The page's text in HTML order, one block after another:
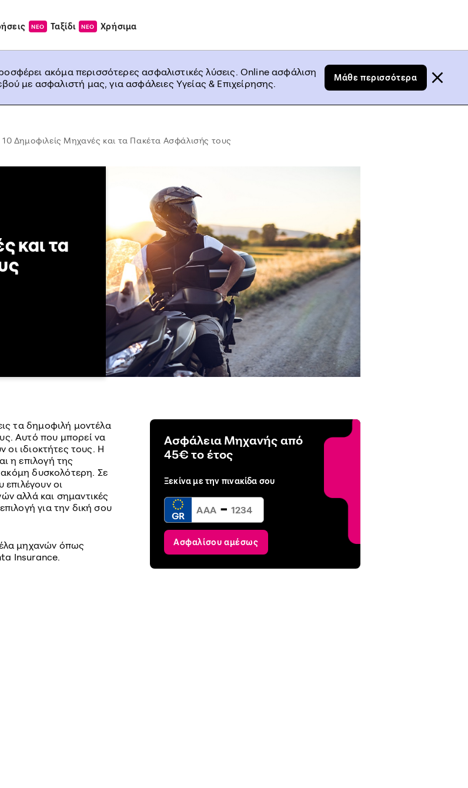
ΝΕΟ Ταξίδι ΝΕΟ Χρήσιμα
ακόμα περισσότερες ασφαλιστικές λύσεις. Online ασφάλιση
με ασφαλιστή μας, για ασφάλειες Υγείας & Επιχείρησης.
Μάθε περισσότερα
10 Δημοφιλείς Μηχανές και τα Πακέτα Ασφάλισής τους
και τα
τα δημοφιλή μοντέλα
Αυτό που μπορεί να
οι ιδιοκτήτες τους. Η
η επιλογή της
δυσκολότερη. Σε
οι
αλλά και σημαντικές
για την δική σου
μηχανών όπως
Insurance.
Ασφάλεια Μηχανής από
45€ το έτος
Ξεκίνα με την πινακίδα σου
GR -
Ασφαλίσου αμέσως